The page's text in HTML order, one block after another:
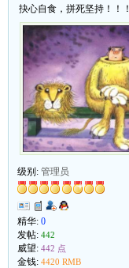
抉心自食，拼死坚持！！！
级别: 管理员
精华: 0
发帖: 442
威望: 442 点
金钱: 4420 RMB